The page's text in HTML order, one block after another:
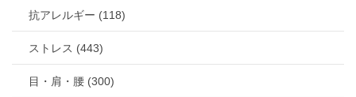
抗アレルギー (118)
ストレス (443)
目・肩・腰 (300)